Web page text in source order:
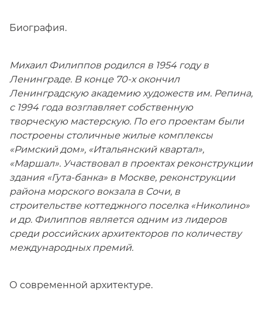
Биография.
Михаил Филиппов родился в 1954 году в
Ленинграде. В конце 70-х окончил
Ленинградскую академию художеств им. Репина,
с 1994 года возглавляет собственную
творческую мастерскую. По его проектам были
построены столичные жилые комплексы
«Римский дом», «Итальянский квартал»,
«Маршал». Участвовал в проектах реконструкции
здания «Гута-банка» в Москве, реконструкции
района морского вокзала в Сочи, в
строительстве коттеджного поселка «Николино»
и др. Филиппов является одним из лидеров
среди российских архитекторов по количеству
международных премий.
О современной архитектуре.